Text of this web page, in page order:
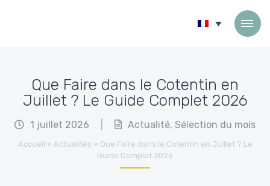
Que Faire dans le Cotentin en
Juillet ? Le Guide Complet 2026
1 juillet 2026 Actualité, Sélection du mois
Accueil » Actualités » Que Faire dans le Cotentin en Juillet ? Le
Guide Complet 2026